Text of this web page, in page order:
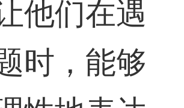
他们在遇
时，能够